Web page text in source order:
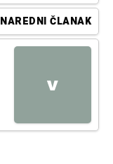
NAREDNI ČLANAK
V